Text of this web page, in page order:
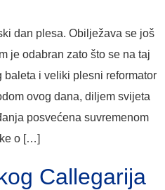
dan plesa. Obilježava se još
je odabran zato što se na taj
i veliki plesni reformator
ovog dana, diljem svijeta
posvećena suvremenom
o […]
Callegarija